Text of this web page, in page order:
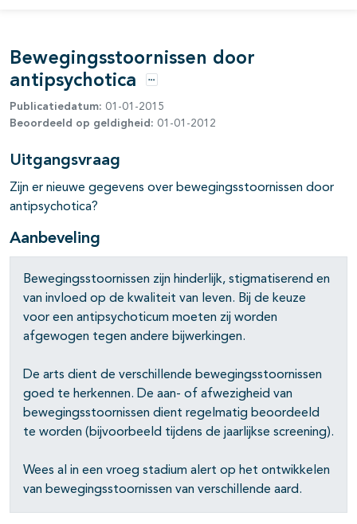
open- en dichtklappen
open- en dichtklappen
open- en dichtklappen
Bewegingsstoornissen door
antipsychotica
Opties
Publicatiedatum: 01-01-2015
Beoordeeld op geldigheid: 01-01-2012
Uitgangsvraag
Zijn er nieuwe gegevens over bewegingsstoornissen door
antipsychotica?
Aanbeveling
Bewegingsstoornissen zijn hinderlijk, stigmatiserend en
van invloed op de kwaliteit van leven. Bij de keuze
voor een antipsychoticum moeten zij worden
afgewogen tegen andere bijwerkingen.
De arts dient de verschillende bewegingsstoornissen
goed te herkennen. De aan- of afwezigheid van
bewegingsstoornissen dient regelmatig beoordeeld
te worden (bijvoorbeeld tijdens de jaarlijkse screening).
Wees al in een vroeg stadium alert op het ontwikkelen
van bewegingsstoornissen van verschillende aard.